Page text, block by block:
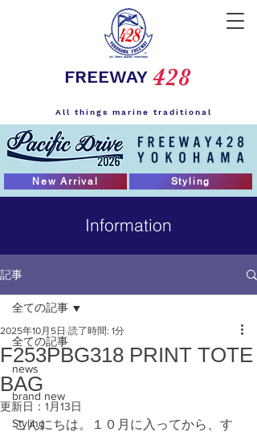
FREEWAY
All things marine traditional
428
New Arrival Styling
Information
記事
全ての記事
news
brand new
Styling
全ての記事
F253PBG318 PRINT TOTE
BAG
2025年10月5日 読了時間: 1分
更新日： 1月13日
こんにちは。１０月に入ってから、す